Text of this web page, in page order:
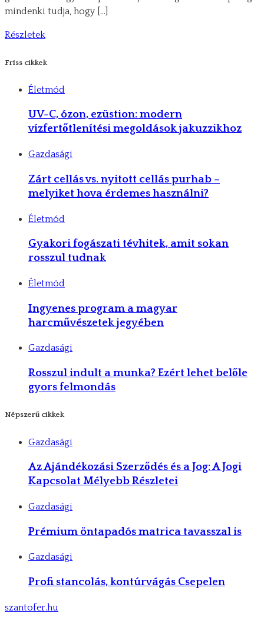
mindenki tudja, hogy […]
Részletek
Friss cikkek
Életmód
UV-C, ózon, ezüstion: modern
vízfertőtlenítési megoldások jakuzzikhoz
Gazdasági
Zárt cellás vs. nyitott cellás purhab –
melyiket hova érdemes használni?
Életmód
Gyakori fogászati tévhitek, amit sokan
rosszul tudnak
Életmód
Ingyenes program a magyar
harcművészetek jegyében
Gazdasági
Rosszul indult a munka? Ezért lehet belőle
gyors felmondás
Népszerű cikkek
Gazdasági
Az Ajándékozási Szerződés és a Jog: A Jogi
Kapcsolat Mélyebb Részletei
Gazdasági
Prémium öntapadós matrica tavasszal is
Gazdasági
Profi stancolás, kontúrvágás Csepelen
szantofer.hu